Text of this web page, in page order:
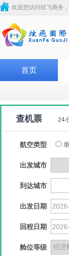
欢迎您访问炫飞商务
首页
查机票 24
航空类型
出发城市
到达城市
出发日期
回程日期
舱位等级